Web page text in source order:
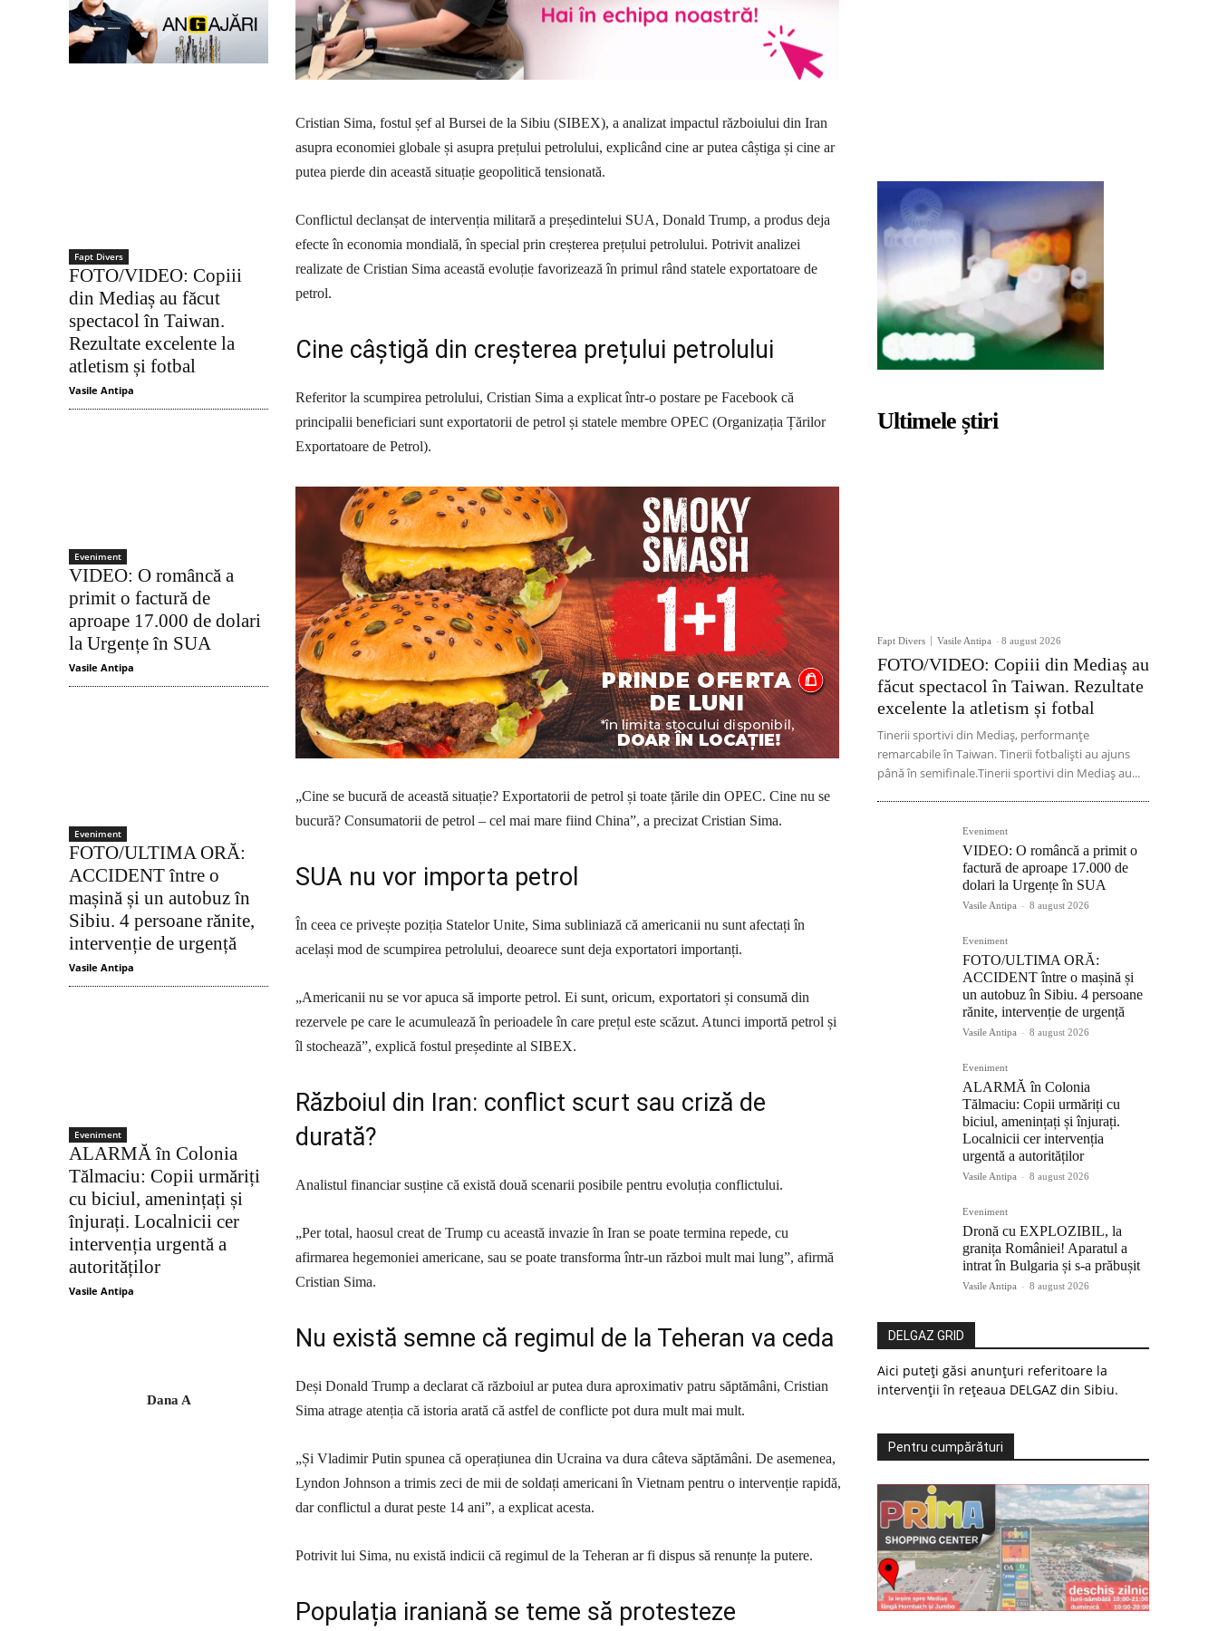
Fapt Divers
FOTO/VIDEO: Copiii
din Mediaș au făcut
spectacol în Taiwan.
Rezultate excelente la
atletism și fotbal
Vasile Antipa
Eveniment
VIDEO: O româncă a
primit o factură de
aproape 17.000 de dolari
la Urgențe în SUA
Vasile Antipa
Eveniment
FOTO/ULTIMA ORĂ:
ACCIDENT între o
mașină și un autobuz în
Sibiu. 4 persoane rănite,
intervenție de urgență
Vasile Antipa
Eveniment
ALARMĂ în Colonia
Tălmaciu: Copii urmăriți
cu biciul, amenințați și
înjurați. Localnicii cer
intervenția urgentă a
autorităților
Vasile Antipa
Dana A
Cristian Sima, fostul șef al Bursei de la Sibiu (SIBEX), a analizat impactul războiului din Iran
asupra economiei globale și asupra prețului petrolului, explicând cine ar putea câștiga și cine ar
putea pierde din această situație geopolitică tensionată.
Conflictul declanșat de intervenția militară a președintelui SUA, Donald Trump, a produs deja
efecte în economia mondială, în special prin creșterea prețului petrolului. Potrivit analizei
realizate de Cristian Sima această evoluție favorizează în primul rând statele exportatoare de
petrol.
Cine câștigă din creșterea prețului petrolului
Referitor la scumpirea petrolului, Cristian Sima a explicat într-o postare pe Facebook că
principalii beneficiari sunt exportatorii de petrol și statele membre OPEC (Organizația Țărilor
Exportatoare de Petrol).
„Cine se bucură de această situație? Exportatorii de petrol și toate țările din OPEC. Cine nu se
bucură? Consumatorii de petrol – cel mai mare fiind China”, a precizat Cristian Sima.
SUA nu vor importa petrol
În ceea ce privește poziția Statelor Unite, Sima subliniază că americanii nu sunt afectați în
același mod de scumpirea petrolului, deoarece sunt deja exportatori importanți.
„Americanii nu se vor apuca să importe petrol. Ei sunt, oricum, exportatori și consumă din
rezervele pe care le acumulează în perioadele în care prețul este scăzut. Atunci importă petrol și
îl stochează”, explică fostul președinte al SIBEX.
Războiul din Iran: conflict scurt sau criză de
durată?
Analistul financiar susține că există două scenarii posibile pentru evoluția conflictului.
„Per total, haosul creat de Trump cu această invazie în Iran se poate termina repede, cu
afirmarea hegemoniei americane, sau se poate transforma într-un război mult mai lung”, afirmă
Cristian Sima.
Nu există semne că regimul de la Teheran va ceda
Deși Donald Trump a declarat că războiul ar putea dura aproximativ patru săptămâni, Cristian
Sima atrage atenția că istoria arată că astfel de conflicte pot dura mult mai mult.
„Și Vladimir Putin spunea că operațiunea din Ucraina va dura câteva săptămâni. De asemenea,
Lyndon Johnson a trimis zeci de mii de soldați americani în Vietnam pentru o intervenție rapidă,
dar conflictul a durat peste 14 ani”, a explicat acesta.
Potrivit lui Sima, nu există indicii că regimul de la Teheran ar fi dispus să renunțe la putere.
Populația iraniană se teme să protesteze
Ultimele știri
Fapt Divers Vasile Antipa - 8 august 2026
FOTO/VIDEO: Copiii din Mediaș au
făcut spectacol în Taiwan. Rezultate
excelente la atletism și fotbal
Tinerii sportivi din Mediaș, performanțe
remarcabile în Taiwan. Tinerii fotbaliști au ajuns
până în semifinale.Tinerii sportivi din Mediaș au...
Eveniment
VIDEO: O româncă a primit o
factură de aproape 17.000 de
dolari la Urgențe în SUA
Vasile Antipa - 8 august 2026
Eveniment
FOTO/ULTIMA ORĂ:
ACCIDENT între o mașină și
un autobuz în Sibiu. 4 persoane
rănite, intervenție de urgență
Vasile Antipa - 8 august 2026
Eveniment
ALARMĂ în Colonia
Tălmaciu: Copii urmăriți cu
biciul, amenințați și înjurați.
Localnicii cer intervenția
urgentă a autorităților
Vasile Antipa - 8 august 2026
Eveniment
Dronă cu EXPLOZIBIL, la
granița României! Aparatul a
intrat în Bulgaria și s-a prăbușit
Vasile Antipa - 8 august 2026
DELGAZ GRID
Aici puteți găsi anunțuri referitoare la
intervenții în rețeaua DELGAZ din Sibiu.
Pentru cumpărături